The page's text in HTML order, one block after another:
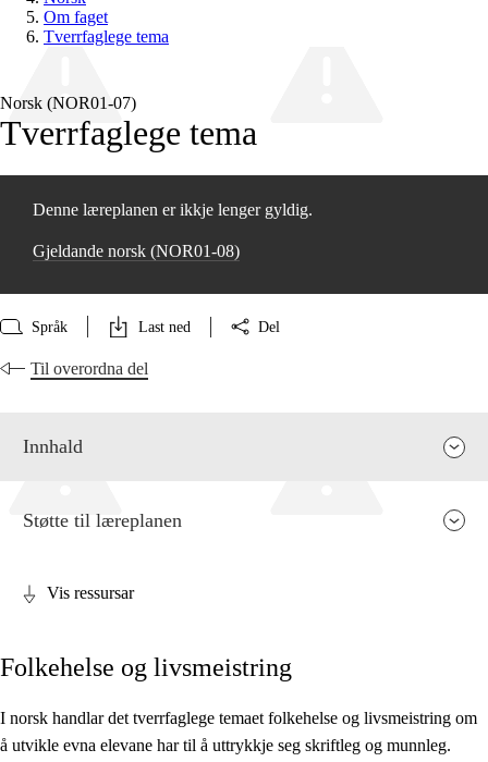
Om faget
Tverrfaglege tema
Norsk (NOR01‑07)
Tverrfaglege tema
Denne læreplanen er ikkje lenger gyldig.
Gjeldande norsk (NOR01‑08)
Språk Last ned Del
Til overordna del
Innhald
Kjerneelement
Tverrfaglege tema
Grunnleggjande ferdigheiter
Støtte til læreplanen
Vis ressursar
Folkehelse og livsmeistring
I norsk handlar det tverrfaglege temaet folkehelse og livsmeistring om
å utvikle evna elevane har til å uttrykkje seg skriftleg og munnleg.